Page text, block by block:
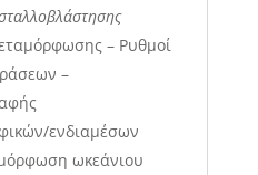
– Ρυθμοί
–
ενδιαμέσων
ωκεάνιου